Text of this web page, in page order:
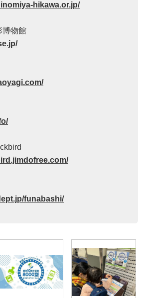
hikawa.or.jp/
博物館
funabashi/